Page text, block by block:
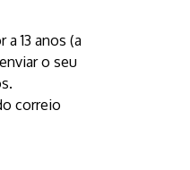
13 anos (a
o seu
correio